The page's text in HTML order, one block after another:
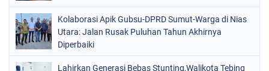
Kolaborasi Apik Gubsu-DPRD Sumut-Warga di Nias
Utara: Jalan Rusak Puluhan Tahun Akhirnya
Diperbaiki
Lahirkan Generasi Bebas Stunting,Walikota Tebing